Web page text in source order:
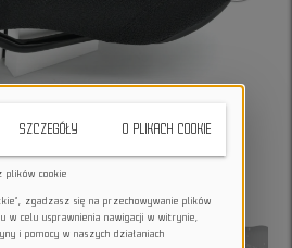
SZCZEGÓŁY O PLIKACH COOKIE
plików cookie
zgadzasz się na przechowywanie plików
w celu usprawnienia nawigacji w witrynie,
i pomocy w naszych działaniach